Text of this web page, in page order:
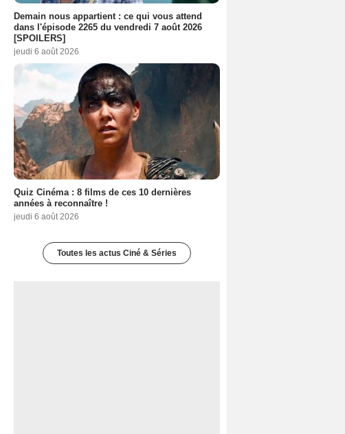
Demain nous appartient : ce qui vous attend
dans l'épisode 2265 du vendredi 7 août 2026
[SPOILERS]
jeudi 6 août 2026
Quiz Cinéma : 8 films de ces 10 dernières
années à reconnaître !
jeudi 6 août 2026
Toutes les actus Ciné & Séries